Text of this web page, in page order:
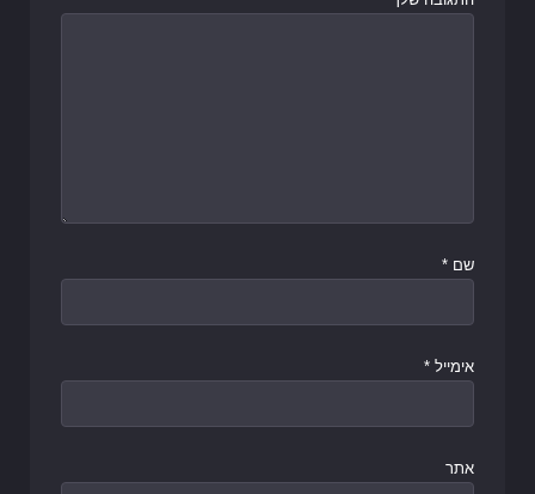
שם *
אימייל *
אתר